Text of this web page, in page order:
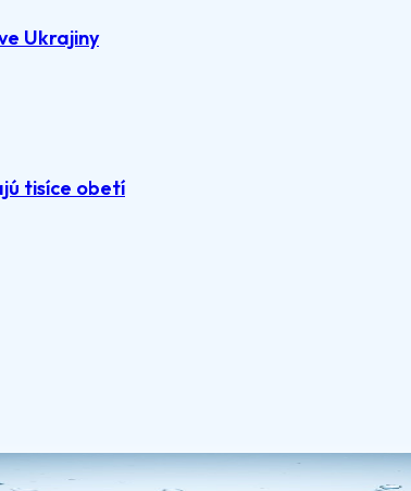
Ukrajiny
tisíce obetí